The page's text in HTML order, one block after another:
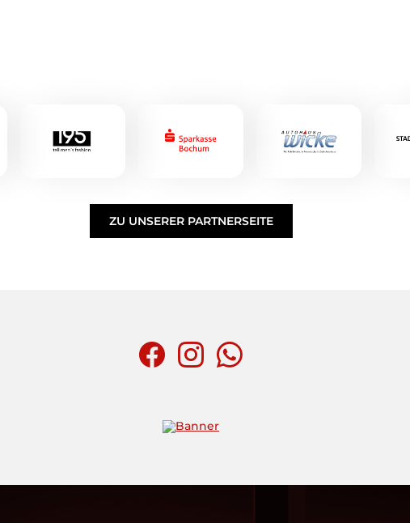
ZU UNSERER PARTNERSEITE